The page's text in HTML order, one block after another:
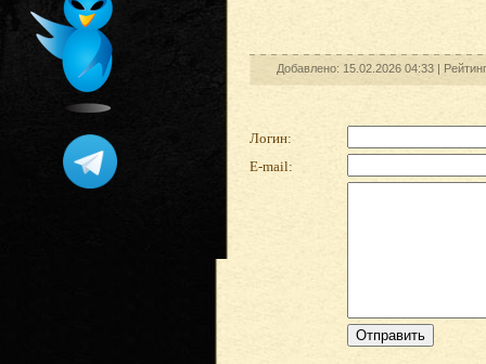
Добавлено: 15.02.2026 04:33 |
Логин:
E-mail: